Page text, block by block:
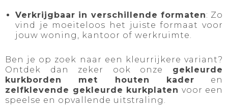
Verkrijgbaar in verschillende formaten: Zo
vind je moeiteloos het juiste formaat voor
jouw woning, kantoor of werkruimte.
Ben je op zoek naar een kleurrijkere variant?
Ontdek dan zeker ook onze gekleurde
kurkborden met houten kader en
zelfklevende gekleurde kurkplaten voor een
speelse en opvallende uitstraling.